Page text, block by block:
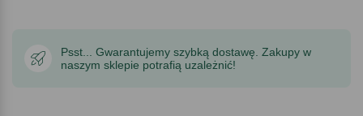
Psst... Gwarantujemy szybką dostawę. Zakupy w
naszym sklepie potrafią uzależnić!